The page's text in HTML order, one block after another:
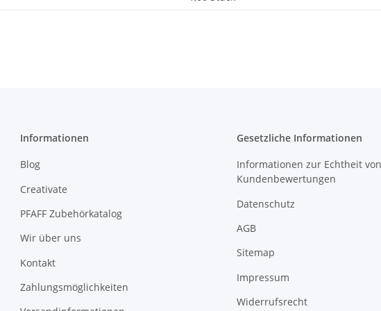
Informationen
Blog
Creativate
PFAFF Zubehörkatalog
Wir über uns
Kontakt
Zahlungsmöglichkeiten
Gesetzliche Informationen
Informationen zur Echtheit von
Kundenbewertungen
Datenschutz
AGB
Sitemap
Impressum
Widerrufsrecht